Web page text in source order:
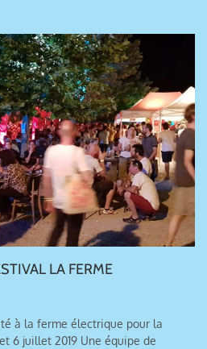
LA FERME
à la ferme électrique pour la
6 juillet 2019 Une équipe de